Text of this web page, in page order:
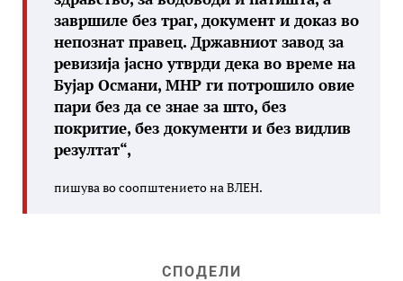
завршиле без траг, документ и доказ во
непознат правец. Државниот завод за
ревизија јасно утврди дека во време на
Бујар Османи, МНР ги потрошило овие
пари без да се знае за што, без
покритие, без документи и без видлив
резултат“,
пишува во соопштението на ВЛЕН.
СПОДЕЛИ